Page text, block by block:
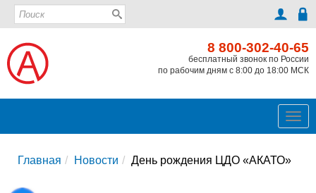
8 800-302-40-65
бесплатный звонок по России
по рабочим дням с 8:00 до 18:00 МСК
Главная Новости День рождения ЦДО «АКАТО»